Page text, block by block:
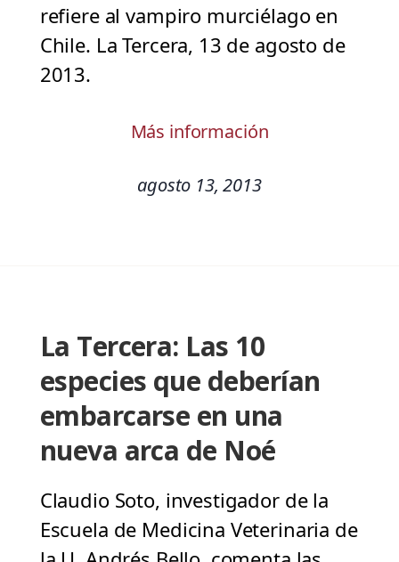
refiere al vampiro murciélago en
Chile. La Tercera, 13 de agosto de
2013.
Más información
agosto 13, 2013
La Tercera: Las 10
especies que deberían
embarcarse en una
nueva arca de Noé
Claudio Soto, investigador de la
Escuela de Medicina Veterinaria de